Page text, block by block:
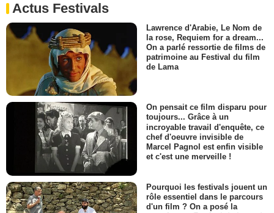
Actus Festivals
Lawrence d'Arabie, Le Nom de
la rose, Requiem for a dream...
On a parlé ressortie de films de
patrimoine au Festival du film
de Lama
On pensait ce film disparu pour
toujours... Grâce à un
incroyable travail d'enquête, ce
chef d'oeuvre invisible de
Marcel Pagnol est enfin visible
et c'est une merveille !
Pourquoi les festivals jouent un
rôle essentiel dans le parcours
d'un film ? On a posé la